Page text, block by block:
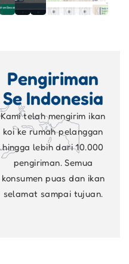
Pengiriman
Se Indonesia
Kami telah mengirim ikan
koi ke rumah pelanggan
hingga lebih dari 10.000
pengiriman. Semua
konsumen puas dan ikan
selamat sampai tujuan.